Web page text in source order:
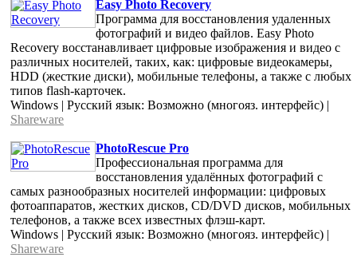
Easy Photo Recovery
Программа для восстановления удаленных
фотографий и видео файлов. Easy Photo
Recovery восстанавливает цифровые изображения и видео с
различных носителей, таких, как: цифровые видеокамеры,
HDD (жесткие диски), мобильные телефоны, а также с любых
типов flash-карточек.
Windows | Русский язык: Возможно (многояз. интерфейс) |
Shareware
PhotoRescue Pro
Профессиональная программа для
восстановления удалённых фотографий с
самых разнообразных носителей информации: цифровых
фотоаппаратов, жестких дисков, CD/DVD дисков, мобильных
телефонов, а также всех известных флэш-карт.
Windows | Русский язык: Возможно (многояз. интерфейс) |
Shareware